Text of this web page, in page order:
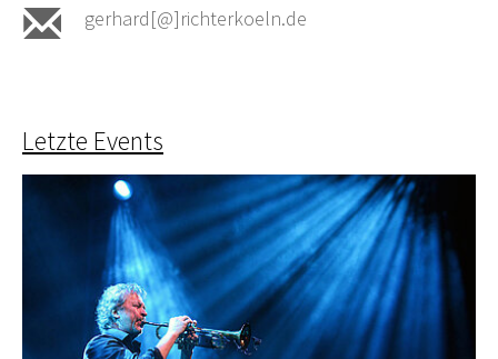
gerhard[@]richterkoeln.de
Letzte Events